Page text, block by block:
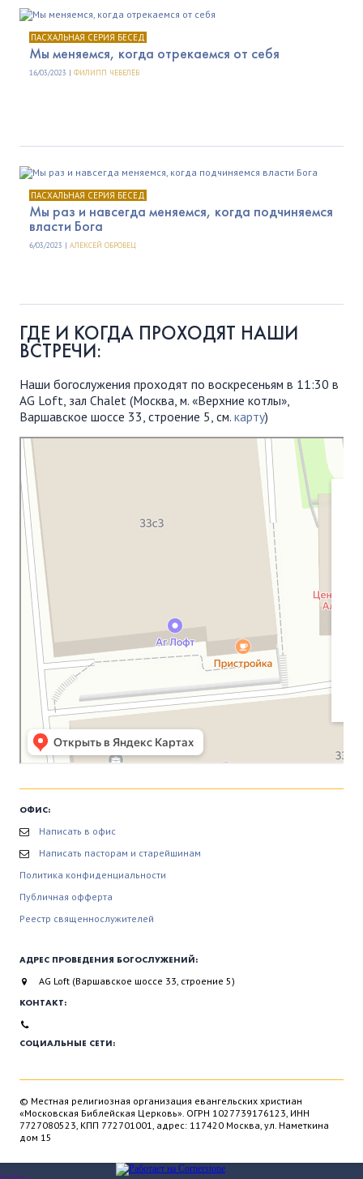
ПАСХАЛЬНАЯ СЕРИЯ БЕСЕД
Мы меняемся, когда отрекаемся от себя
16/03/2023 | ФИЛИПП ЧЕВЕЛЁВ
ПАСХАЛЬНАЯ СЕРИЯ БЕСЕД
Мы раз и навсегда меняемся, когда подчиняемся
власти Бога
6/03/2023 | АЛЕКСЕЙ ОБРОВЕЦ
ГДЕ И КОГДА ПРОХОДЯТ НАШИ
ВСТРЕЧИ:
Наши богослужения проходят по воскресеньям в 11:30 в
AG Loft, зал Chalet (Москва, м. «Верхние котлы»,
Варшавское шоссе 33, строение 5, см. карту)
Московская Библейская Церковь
Протестантская церковь в Москве
ОФИС:
Написать в офис
Написать пасторам и старейшинам
Политика конфиденциальности
Публичная офферта
Реестр священнослужителей
АДРЕС ПРОВЕДЕНИЯ БОГОСЛУЖЕНИЙ:
AG Loft (Варшавское шоссе 33, строение 5)
КОНТАКТ:
СОЦИАЛЬНЫЕ СЕТИ:
© Местная религиозная организация евангельских христиан
«Московская Библейская Церковь». ОГРН 1027739176123, ИНН
7727080523, КПП 772701001, адрес: 117420 Москва, ул. Наметкина
дом 15